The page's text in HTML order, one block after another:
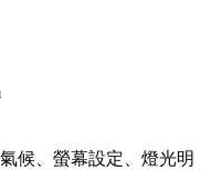
候、螢幕設定、燈光明